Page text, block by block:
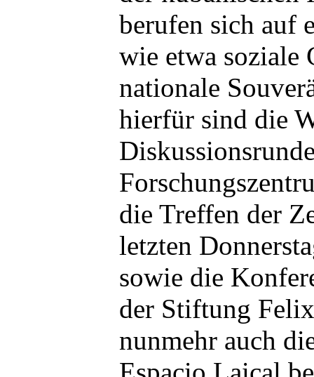
berufen sich auf
wie etwa soziale
nationale
hierfür sind die
die Treffen der
letzten
sowie die
der Stiftung
nunmehr auch